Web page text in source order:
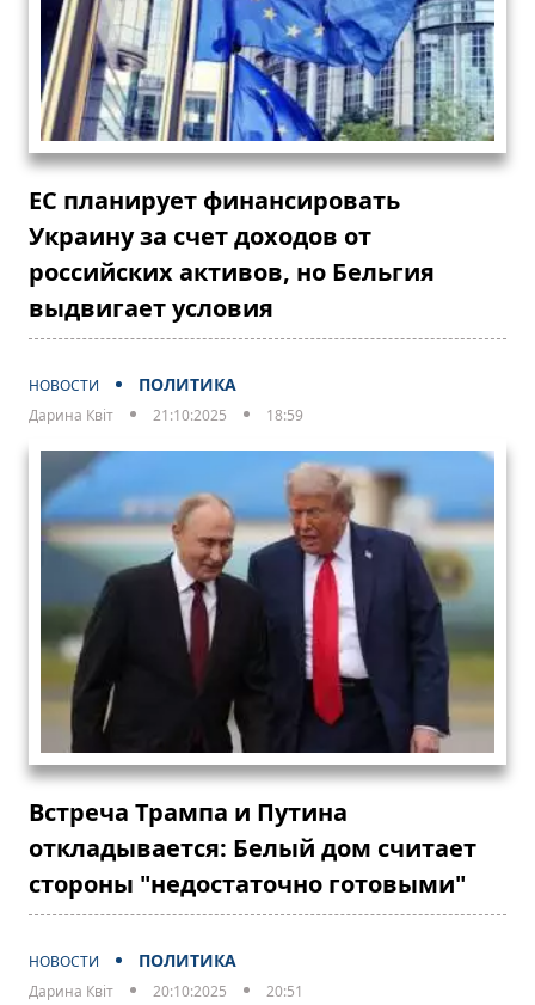
ЕС планирует финансировать
Украину за счет доходов от
российских активов, но Бельгия
выдвигает условия
НОВОСТИ ПОЛИТИКА
Дарина Квіт 21:10:2025 18:59
Встреча Трампа и Путина
откладывается: Белый дом считает
стороны "недостаточно готовыми"
НОВОСТИ ПОЛИТИКА
Дарина Квіт 20:10:2025 20:51